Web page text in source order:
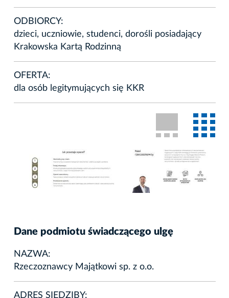
ODBIORCY:
dzieci, uczniowie, studenci, dorośli posiadający
Krakowska Kartą Rodzinną
OFERTA:
dla osób legitymujących się KKR
Dane podmiotu świadczącego ulgę
NAZWA:
Rzeczoznawcy Majątkowi sp. z o.o.
ADRES SIEDZIBY: